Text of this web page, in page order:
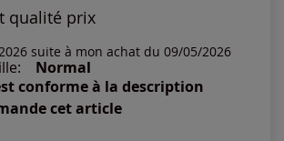
qualité prix
suite à mon achat du 09/05/2026
Normal
conforme à la description
cet article